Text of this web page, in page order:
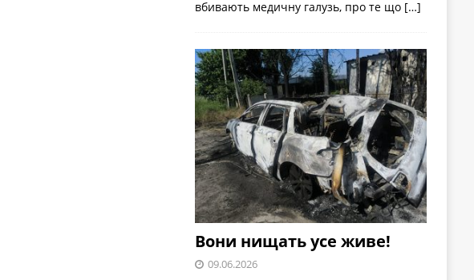
вбивають медичну галузь, про те що […]
Вони нищать усе живе!
09.06.2026